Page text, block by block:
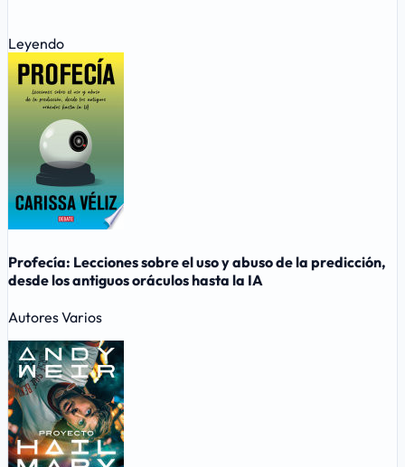
Leyendo
Profecía: Lecciones sobre el uso y abuso de la predicción,
desde los antiguos oráculos hasta la IA
Autores Varios